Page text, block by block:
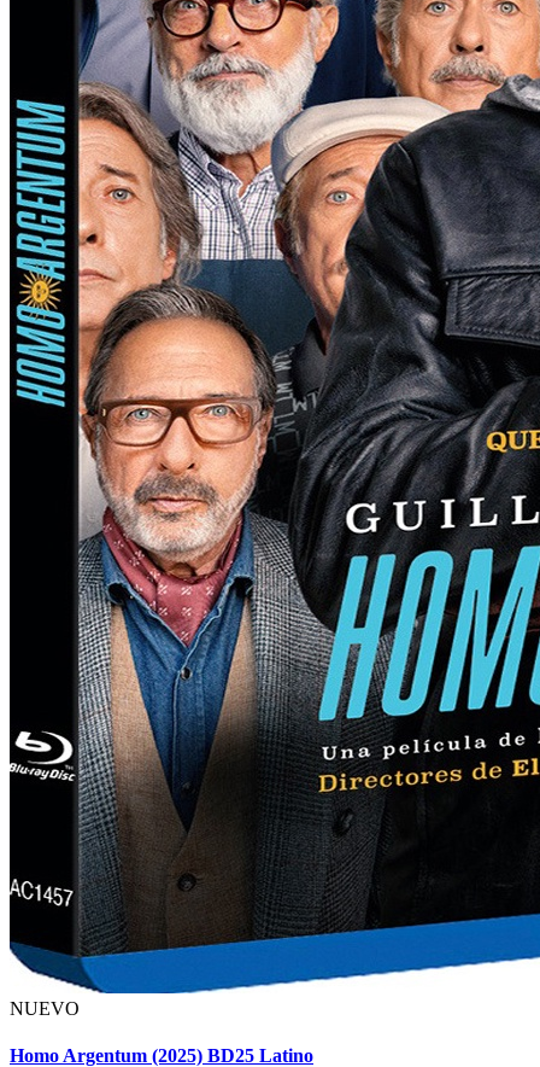
NUEVO
Homo Argentum (2025) BD25 Latino